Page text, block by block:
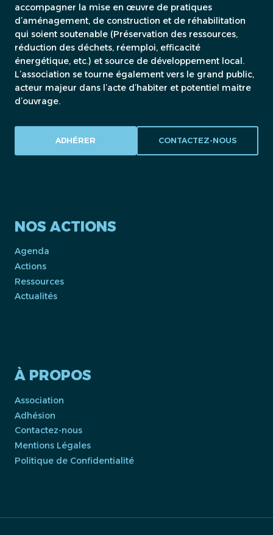
accompagner la mise en œuvre de pratiques
d’aménagement, de construction et de réhabilitation
qui soient soutenable (Préservation des ressources,
réduction des déchets, réemploi, efficacité
énergétique, etc.) et source de développement local.
L’association se tourne également vers le grand public,
acteur majeur dans l’acte d’habiter et potentiel maitre
d’ouvrage.
ADHÉRER CONTACTEZ-NOUS
NOS ACTIONS
Agenda
Actions
Ressources
Actualités
À PROPOS
Association
Adhésion
Contactez-nous
Mentions Légales
Politique de Confidentialité